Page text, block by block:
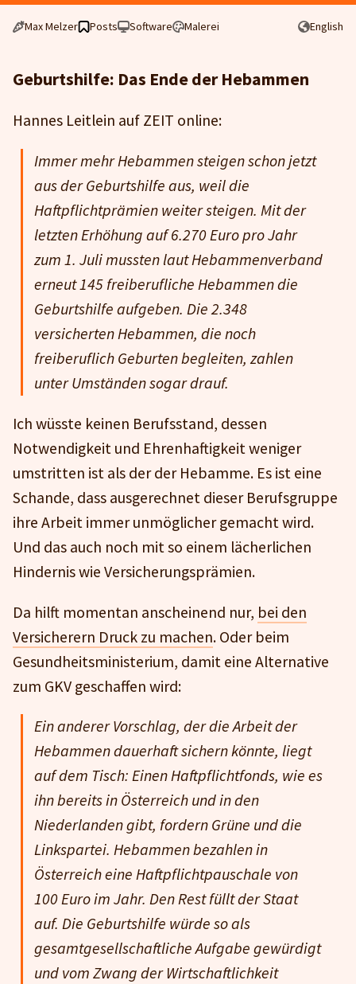
Max Melzer Posts Software Malerei English
Geburtshilfe: Das Ende der Hebammen
Hannes Leitlein auf ZEIT online:
Immer mehr Hebammen steigen schon jetzt
aus der Geburtshilfe aus, weil die
Haftpflichtprämien weiter steigen. Mit der
letzten Erhöhung auf 6.270 Euro pro Jahr
zum 1. Juli mussten laut Hebammenverband
erneut 145 freiberufliche Hebammen die
Geburtshilfe aufgeben. Die 2.348
versicherten Hebammen, die noch
freiberuflich Geburten begleiten, zahlen
unter Umständen sogar drauf.
Ich wüsste keinen Berufsstand, dessen
Notwendigkeit und Ehrenhaftigkeit weniger
umstritten ist als der der Hebamme. Es ist eine
Schande, dass ausgerechnet dieser Berufsgruppe
ihre Arbeit immer unmöglicher gemacht wird.
Und das auch noch mit so einem lächerlichen
Hindernis wie Versicherungsprämien.
Da hilft momentan anscheinend nur, bei den
Versicherern Druck zu machen. Oder beim
Gesundheitsministerium, damit eine Alternative
zum GKV geschaffen wird:
Ein anderer Vorschlag, der die Arbeit der
Hebammen dauerhaft sichern könnte, liegt
auf dem Tisch: Einen Haftpflichtfonds, wie es
ihn bereits in Österreich und in den
Niederlanden gibt, fordern Grüne und die
Linkspartei. Hebammen bezahlen in
Österreich eine Haftpflichtpauschale von
100 Euro im Jahr. Den Rest füllt der Staat
auf. Die Geburtshilfe würde so als
gesamtgesellschaftliche Aufgabe gewürdigt
und vom Zwang der Wirtschaftlichkeit